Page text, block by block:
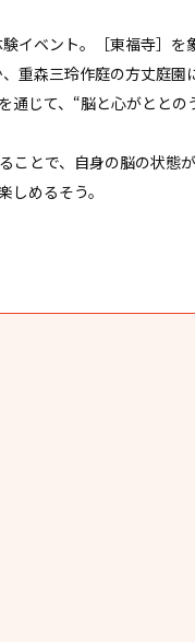
イベント。［東福寺］を
重森三玲作庭の方丈庭園
通じて、“脳と心がととの
ことで、自身の脳の状態
めるそう。